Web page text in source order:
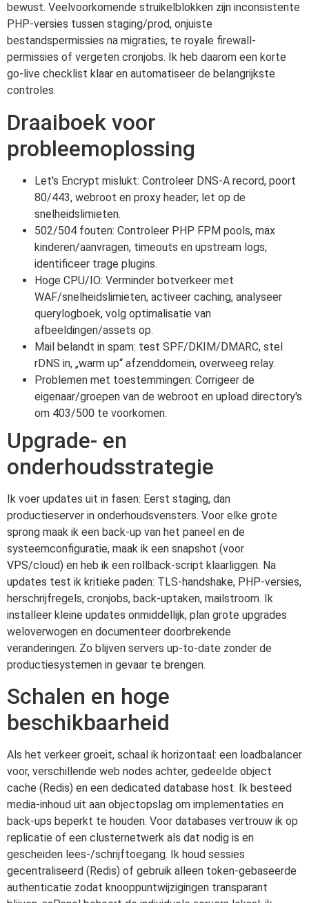
bewust. Veelvoorkomende struikelblokken zijn inconsistente
PHP-versies tussen staging/prod, onjuiste
bestandspermissies na migraties, te royale firewall-
permissies of vergeten cronjobs. Ik heb daarom een korte
go-live checklist klaar en automatiseer de belangrijkste
controles.
Draaiboek voor
probleemoplossing
Let's Encrypt mislukt: Controleer DNS-A record, poort
80/443, webroot en proxy header; let op de
snelheidslimieten.
502/504 fouten: Controleer PHP FPM pools, max
kinderen/aanvragen, timeouts en upstream logs;
identificeer trage plugins.
Hoge CPU/IO: Verminder botverkeer met
WAF/snelheidslimieten, activeer caching, analyseer
querylogboek, volg optimalisatie van
afbeeldingen/assets op.
Mail belandt in spam: test SPF/DKIM/DMARC, stel
rDNS in, „warm up“ afzenddomein, overweeg relay.
Problemen met toestemmingen: Corrigeer de
eigenaar/groepen van de webroot en upload directory's
om 403/500 te voorkomen.
Upgrade- en
onderhoudsstrategie
Ik voer updates uit in fasen: Eerst staging, dan
productieserver in onderhoudsvensters. Voor elke grote
sprong maak ik een back-up van het paneel en de
systeemconfiguratie, maak ik een snapshot (voor
VPS/cloud) en heb ik een rollback-script klaarliggen. Na
updates test ik kritieke paden: TLS-handshake, PHP-versies,
herschrijfregels, cronjobs, back-uptaken, mailstroom. Ik
installeer kleine updates onmiddellijk, plan grote upgrades
weloverwogen en documenteer doorbrekende
veranderingen. Zo blijven servers up-to-date zonder de
productiesystemen in gevaar te brengen.
Schalen en hoge
beschikbaarheid
Als het verkeer groeit, schaal ik horizontaal: een loadbalancer
voor, verschillende web nodes achter, gedeelde object
cache (Redis) en een dedicated database host. Ik besteed
media-inhoud uit aan objectopslag om implementaties en
back-ups beperkt te houden. Voor databases vertrouw ik op
replicatie of een clusternetwerk als dat nodig is en
gescheiden lees-/schrijftoegang. Ik houd sessies
gecentraliseerd (Redis) of gebruik alleen token-gebaseerde
authenticatie zodat knooppuntwijzigingen transparant